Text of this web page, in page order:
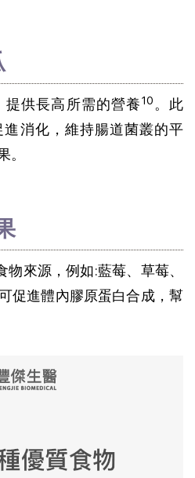
供長高所需的營養10。此
消化，維持腸道菌叢的平
。
來源，例如:藍莓、草莓、
促進體內膠原蛋白合成，幫